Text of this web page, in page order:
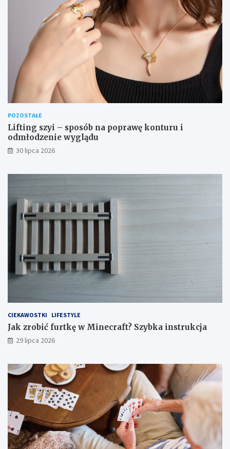
POZOSTAŁE
Lifting szyi – sposób na poprawę konturu i
odmłodzenie wyglądu
30 lipca 2026
CIEKAWOSTKI LIFESTYLE
Jak zrobić furtkę w Minecraft? Szybka instrukcja
29 lipca 2026